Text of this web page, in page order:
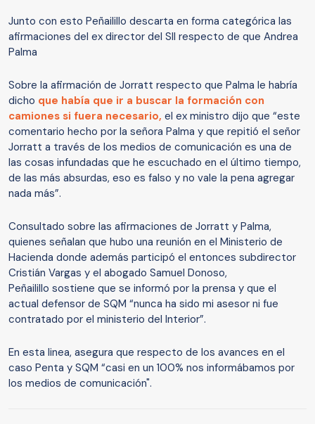
Junto con esto Peñailillo descarta en forma categórica las
afirmaciones del ex director del SII respecto de que Andrea
Palma
Sobre la afirmación de Jorratt respecto que Palma le habría
dicho que había que ir a buscar la formación con
camiones si fuera necesario, el ex ministro dijo que “este
comentario hecho por la señora Palma y que repitió el señor
Jorratt a través de los medios de comunicación es una de
las cosas infundadas que he escuchado en el último tiempo,
de las más absurdas, eso es falso y no vale la pena agregar
nada más”.
Consultado sobre las afirmaciones de Jorratt y Palma,
quienes señalan que hubo una reunión en el Ministerio de
Hacienda donde además participó el entonces subdirector
Cristián Vargas y el abogado Samuel Donoso,
Peñailillo sostiene que se informó por la prensa y que el
actual defensor de SQM “nunca ha sido mi asesor ni fue
contratado por el ministerio del Interior”.
En esta linea, asegura que respecto de los avances en el
caso Penta y SQM “casi en un 100% nos informábamos por
los medios de comunicación".